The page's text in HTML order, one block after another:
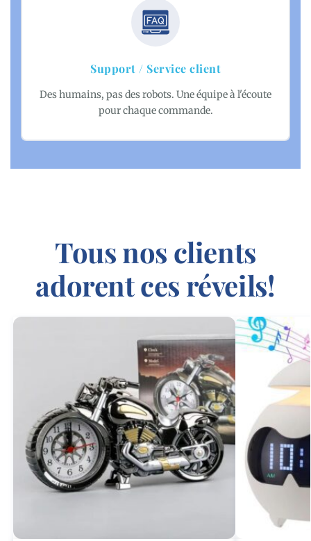
Support / Service client
Des humains, pas des robots. Une équipe à l'écoute
pour chaque commande.
Tous nos clients
adorent ces réveils!